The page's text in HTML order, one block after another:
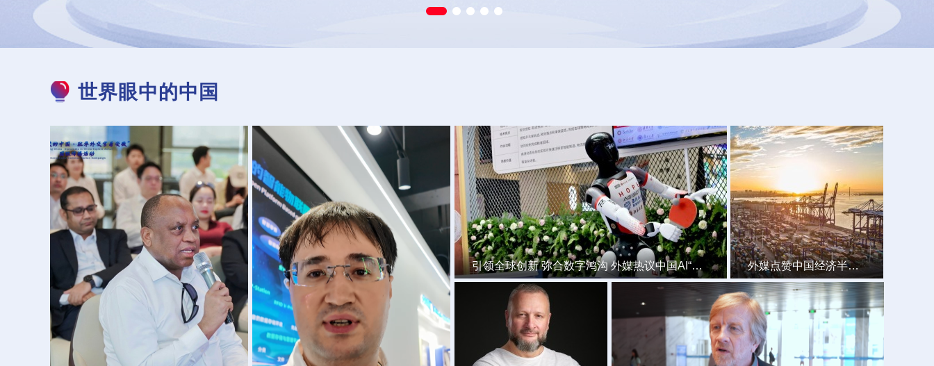
世界眼中的中国
从“制造”到“智造”——驻华外交官在
安徽见证中国汽车产业的创新蝶变
外国专家：温州创新速度令我印象深
刻 新技术在中国大有可为
外专谈中国
引领全球创新 弥合数字鸿沟 外媒热议中国AI“加速度”
引领全球创新 弥合数字鸿沟 外媒热议中国AI“加速
度”
外媒点赞中国经济半年报：“经济增长不仅关乎速度，更关乎方向”
外媒点赞中国经济半年
报：“经济增长不仅关乎速
度，更关乎方向”